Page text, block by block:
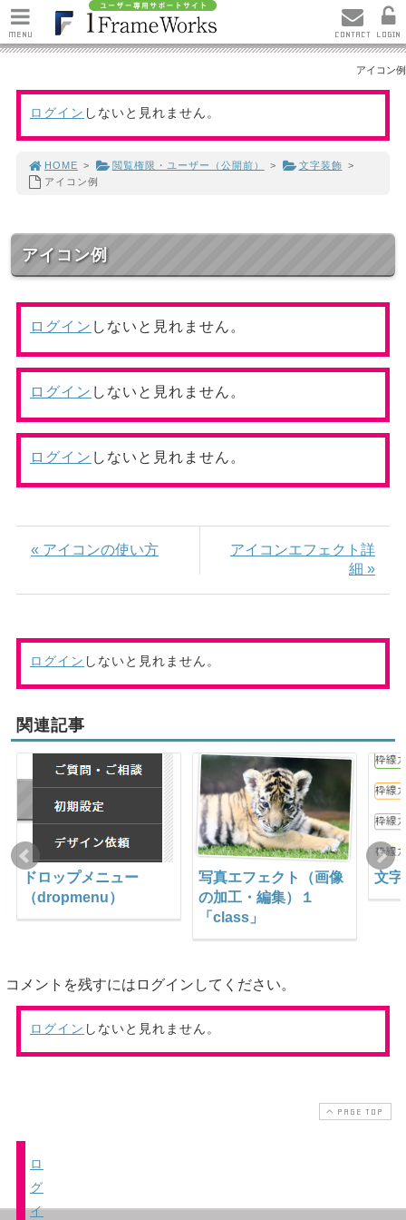
アイコン例
ログイン しないと見れません。
HOME > 閲覧権限・ユーザー（公開前） > 文字装飾 >
アイコン例
アイコン例
ログイン しないと見れません。
ログイン しないと見れません。
ログイン しないと見れません。
« アイコンの使い方
アイコンエフェクト詳
細 »
ログイン しないと見れません。
関連記事
ドロップメニュー
（dropmenu）
写真エフェクト（画像
の加工・編集）１
「class」
文
コメントを残すにはログインしてください。
ログイン しないと見れません。
PAGE TOP
ロ
グ
イ
MENU LOGIN
CONTACT